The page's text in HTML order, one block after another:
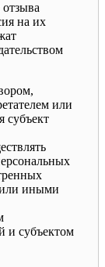
на их
или
субъект
иными
и субъектом